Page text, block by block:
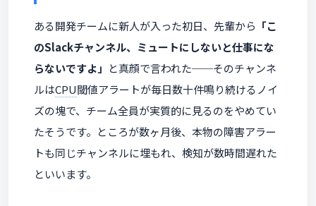
ある開発チームに新人が入った初日、先輩から 「こ
のSlackチャンネル、ミュートにしないと仕事にな
らないですよ」 と真顔で言われた──そのチャンネ
ルはCPU閾値アラートが毎日数十件鳴り続けるノイ
ズの塊で、チーム全員が実質的に見るのをやめてい
たそうです。ところが数ヶ月後、本物の障害アラー
トも同じチャンネルに埋もれ、検知が数時間遅れた
といいます。